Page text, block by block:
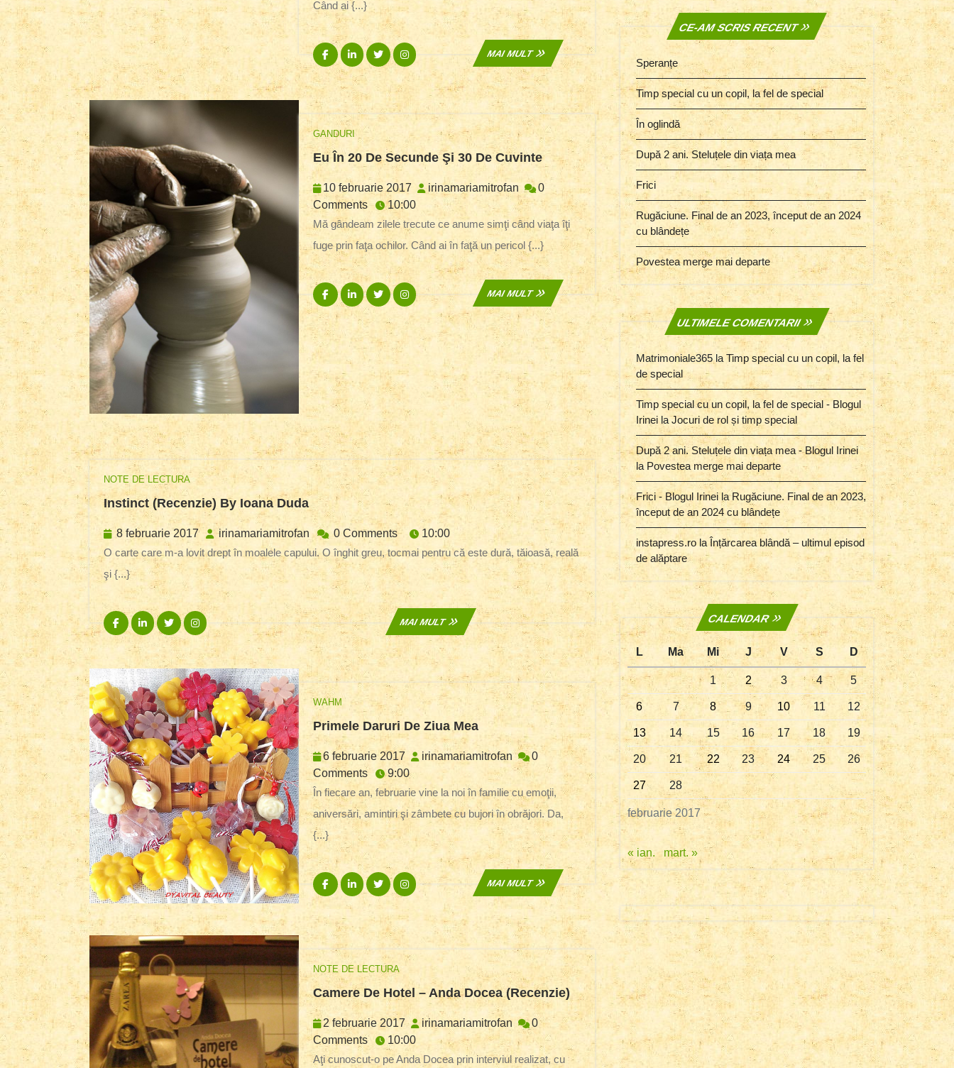
Când ai {...}
Facebook
Linkedin
TwitterInstagram MAI MULT
MAI
MULT
GANDURI
Eu În 20 De Secunde Şi 30 De CuvinteEu
În
20
De
Secunde
Şi
30
De
Cuvinte
10 februarie 2017
10
februarie
2017
irinamariamitrofan irinamariamitrofan
0
Comments
10:00
Mă gândeam zilele trecute ce anume simţi când viaţa îţi
fuge prin faţa ochilor. Când ai în faţă un pericol {...}
Facebook
LinkedinTwitterInstagram MAI MULT
MAI
MULT
NOTE DE LECTURA
Instinct (recenzie) By Ioana Duda Instinct
(recenzie)
By
Ioana
Duda
8 februarie 2017
8
februarie
2017
irinamariamitrofan irinamariamitrofan
0 Comments
10:00
O carte care m-a lovit drept în moalele capului. O înghit greu, tocmai pentru că este dură, tăioasă, reală
şi {...}
Facebook
Linkedin
TwitterInstagram MAI MULT
MAI
MULT
WAHM
Primele Daruri De Ziua MeaPrimele
Daruri
De
Ziua
Mea
6 februarie 2017
6
februarie
2017
irinamariamitrofan irinamariamitrofan
0
Comments
9:00
În fiecare an, februarie vine la noi în familie cu emoţii,
aniversări, amintiri şi zâmbete cu bujori în obrăjori. Da,
{...}
Facebook
Linkedin
TwitterInstagram MAI MULT
MAI
MULT
NOTE DE LECTURA
Camere De Hotel – Anda Docea (recenzie)Camere
De
Hotel
Anda
2 februarie 2017
2
februarie
2017
irinamariamitrofan irinamariamitrofan
0
Comments
10:00
Aţi cunoscut-o pe Anda Docea prin interviul realizat, cu
CE-AM SCRIS RECENT
Speranțe
Timp special cu un copil, la fel de special
În oglindă
După 2 ani. Steluțele din viața mea
Frici
Rugăciune. Final de an 2023, început de an 2024
cu blândețe
Povestea merge mai departe
ULTIMELE COMENTARII
Matrimoniale365la Timp special cu un copil, la fel
de special
Timp special cu un copil, la fel de special - Blogul
Irinei laJocuri de rol și timp special
După 2 ani. Steluțele din viața mea - Blogul Irinei
la Povestea merge mai departe
Frici - Blogul Irinei laRugăciune. Final de an 2023,
început de an 2024 cu blândețe
instapress.ro la Înțărcarea blândă – ultimul episod
de alăptare
CALENDAR
februarie 2017
L Ma Mi J V S D
1 2 3 4 5
6 7 8 9 10 11 12
13 14 15 16 17 18 19
20 21 22 23 24 25 26
27 28
« ian. mart. »